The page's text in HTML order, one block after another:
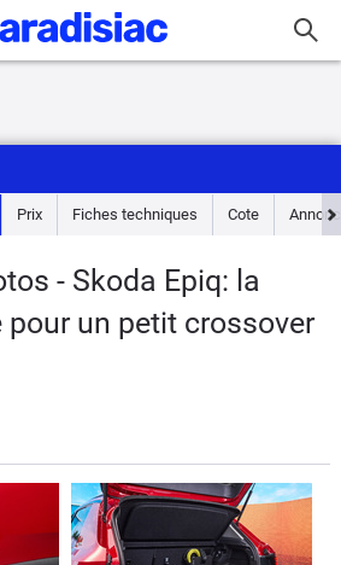
Prix Fiches techniques Cote
- Skoda Epiq: la
un petit crossover